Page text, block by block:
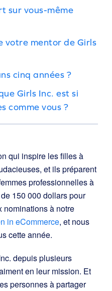
sur vous-même
votre mentor de Girls
cinq années ?
Girls Inc. est si
comme vous ?
qui inspire les filles à
et ils préparent
professionnelles à
150 000 dollars pour
nominations à notre
in eCommerce, et nous
cette année.
depuis plusieurs
en leur mission. Et
personnes à partager